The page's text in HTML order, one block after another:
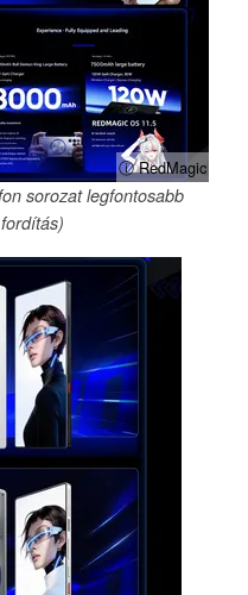
ⓘ RedMagic
sorozat legfontosabb